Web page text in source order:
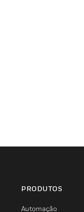
PRODUTOS
Automação